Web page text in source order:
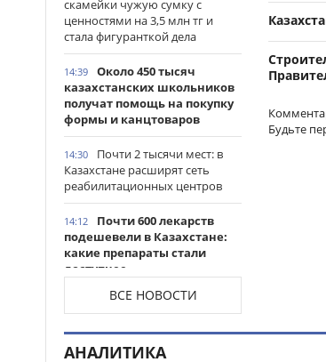
скамейки чужую сумку с
ценностями на 3,5 млн тг и
стала фигуранткой дела
14:39
Около 450 тысяч
казахстанских школьников
получат помощь на покупку
формы и канцтоваров
14:30
Почти 2 тысячи мест: в
Казахстане расширят сеть
реабилитационных центров
14:12
Почти 600 лекарств
подешевели в Казахстане:
какие препараты стали
доступнее
Казахстанские
таеквондисты завоевали
четыре медали на турнире в
Индонезии
ВСЕ НОВОСТИ
Будьте
АНАЛИТИКА